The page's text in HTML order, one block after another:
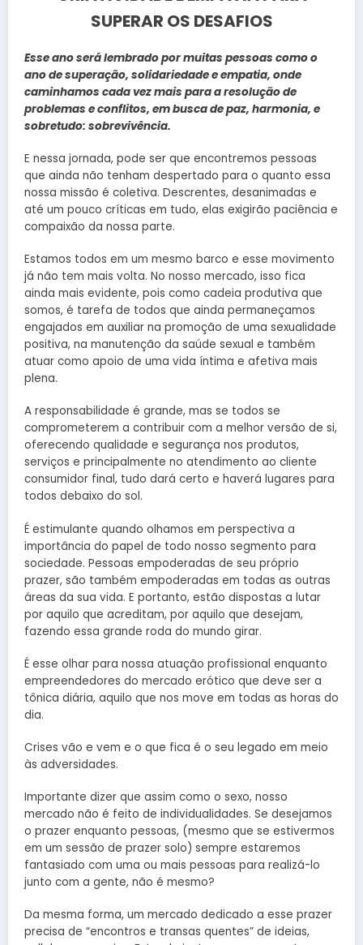
SUPERAR OS DESAFIOS
Esse ano será lembrado por muitas pessoas como o
ano de superação, solidariedade e empatia, onde
caminhamos cada vez mais para a resolução de
problemas e conflitos, em busca de paz, harmonia, e
sobretudo: sobrevivência.
E nessa jornada, pode ser que encontremos pessoas
que ainda não tenham despertado para o quanto essa
nossa missão é coletiva. Descrentes, desanimadas e
até um pouco críticas em tudo, elas exigirão paciência e
compaixão da nossa parte.
Estamos todos em um mesmo barco e esse movimento
já não tem mais volta. No nosso mercado, isso fica
ainda mais evidente, pois como cadeia produtiva que
somos, é tarefa de todos que ainda permaneçamos
engajados em auxiliar na promoção de uma sexualidade
positiva, na manutenção da saúde sexual e também
atuar como apoio de uma vida íntima e afetiva mais
plena.
A responsabilidade é grande, mas se todos se
comprometerem a contribuir com a melhor versão de si,
oferecendo qualidade e segurança nos produtos,
serviços e principalmente no atendimento ao cliente
consumidor final, tudo dará certo e haverá lugares para
todos debaixo do sol.
É estimulante quando olhamos em perspectiva a
importância do papel de todo nosso segmento para
sociedade. Pessoas empoderadas de seu próprio
prazer, são também empoderadas em todas as outras
áreas da sua vida. E portanto, estão dispostas a lutar
por aquilo que acreditam, por aquilo que desejam,
fazendo essa grande roda do mundo girar.
É esse olhar para nossa atuação profissional enquanto
empreendedores do mercado erótico que deve ser a
tônica diária, aquilo que nos move em todas as horas do
dia.
Crises vão e vem e o que fica é o seu legado em meio
às adversidades.
Importante dizer que assim como o sexo, nosso
mercado não é feito de individualidades. Se desejamos
o prazer enquanto pessoas, (mesmo que se estivermos
em um sessão de prazer solo) sempre estaremos
fantasiado com uma ou mais pessoas para realizá-lo
junto com a gente, não é mesmo?
Da mesma forma, um mercado dedicado a esse prazer
precisa de “encontros e transas quentes” de ideias,